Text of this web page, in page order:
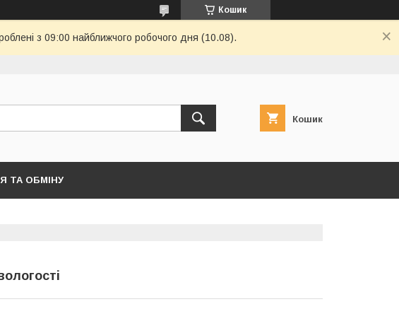
Кошик
з 09:00 найближчого робочого дня (10.08).
Кошик
ТА ОБМІНУ